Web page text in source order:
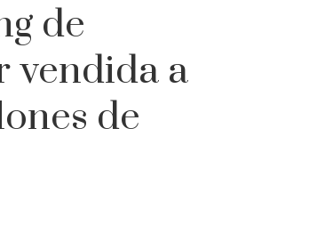
de
vendida a
de